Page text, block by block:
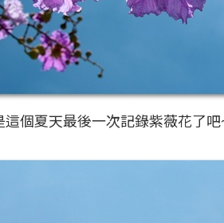
這個夏天最後一次記錄紫薇花了